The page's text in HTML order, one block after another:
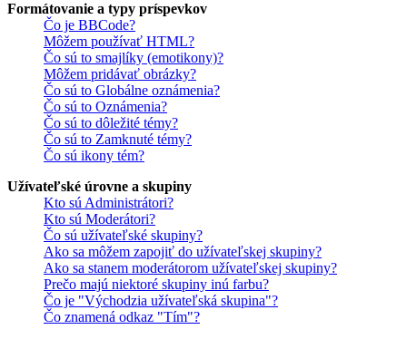
Formátovanie a typy príspevkov
Čo je BBCode?
Môžem používať HTML?
Čo sú to smajlíky (emotikony)?
Môžem pridávať obrázky?
Čo sú to Globálne oznámenia?
Čo sú to Oznámenia?
Čo sú to dôležité témy?
Čo sú to Zamknuté témy?
Čo sú ikony tém?
Užívateľské úrovne a skupiny
Kto sú Administrátori?
Kto sú Moderátori?
Čo sú užívateľské skupiny?
Ako sa môžem zapojiť do užívateľskej skupiny?
Ako sa stanem moderátorom užívateľskej skupiny?
Prečo majú niektoré skupiny inú farbu?
Čo je "Východzia užívateľská skupina"?
Čo znamená odkaz "Tím"?